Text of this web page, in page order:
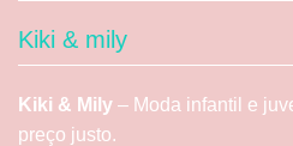
Kiki & mily
Kiki & Mily – Moda infantil e
preço justo.